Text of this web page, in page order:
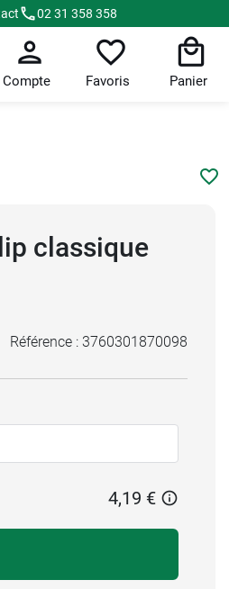
02 31 358 358
Compte Favoris Panier
classique
Référence : 3760301870098
4,19 €